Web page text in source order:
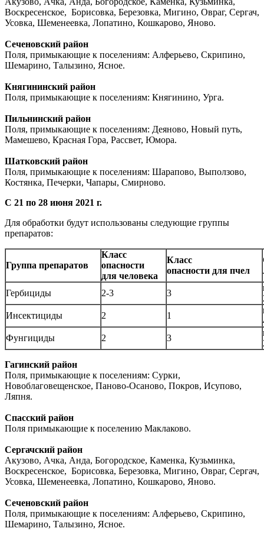
Воскресенское, Борисовка, Березовка, Мигино, Овраг, Сергач,
Усовка, Шеменеевка, Лопатино, Кошкарово, Яново.
Сеченовский район
Поля, примыкающие к поселениям: Алферьево, Скрипино,
Шемарино, Талызино, Ясное.
Княгининский район
Поля, примыкающие к поселениям: Княгинино, Урга.
Пильнинский район
Поля, примыкающие к поселениям: Деяново, Новый путь,
Мамешево, Красная Гора, Рассвет, Юмора.
Шатковский район
Поля, примыкающие к поселениям: Шарапово, Выползово,
Костянка, Печерки, Чапары, Смирново.
С 21 по 28 июня 2021 г.
Для обработки будут использованы следующие группы
препаратов:
Группа препаратов
Класс
опасности
для человека
Класс
опасности для пчел
Гербициды 2-3 3
Инсектициды
2 1
Фунгициды
2 3
Гагинский район
Поля, примыкающие к поселениям: Сурки,
Новоблаговещенское, Паново-Осаново, Покров, Исупово,
Ляпня.
Спасский район
Поля примыкающие к поселению Маклаково.
Сергачский район
Акузово, Ачка, Анда, Богородское, Каменка, Кузьминка,
Воскресенское, Борисовка, Березовка, Мигино, Овраг, Сергач,
Усовка, Шеменеевка, Лопатино, Кошкарово, Яново.
Сеченовский район
Поля, примыкающие к поселениям: Алферьево, Скрипино,
Шемарино, Талызино, Ясное.